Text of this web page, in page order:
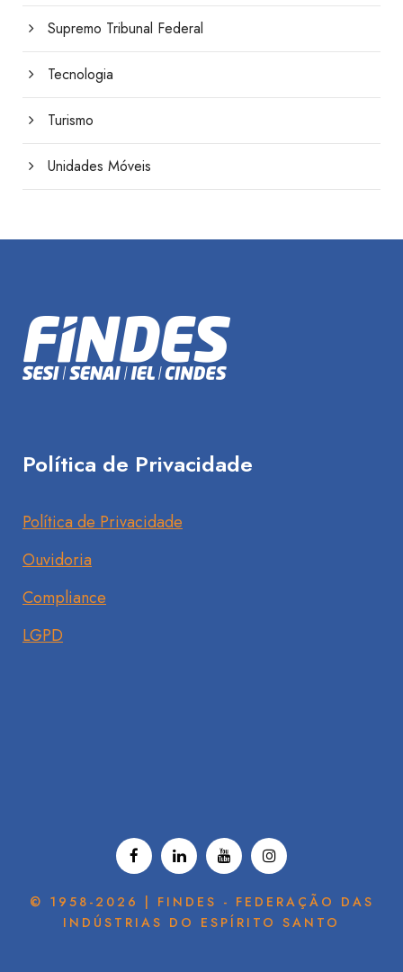
Supremo Tribunal Federal
Tecnologia
Turismo
Unidades Móveis
Política de Privacidade
Política de Privacidade
Ouvidoria
Compliance
LGPD
© 1958-2026 | FINDES - FEDERAÇÃO DAS
INDÚSTRIAS DO ESPÍRITO SANTO